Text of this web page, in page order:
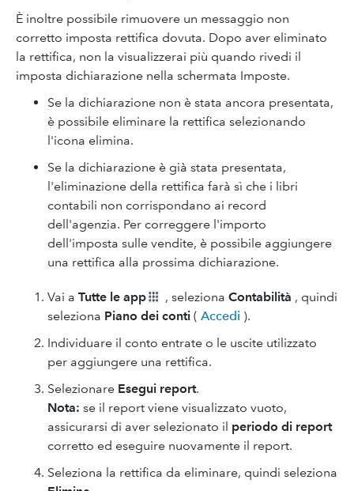
È inoltre possibile rimuovere un messaggio non
corretto imposta rettifica dovuta. Dopo aver eliminato
la rettifica, non la visualizzerai più quando rivedi il
imposta dichiarazione nella schermata Imposte.
Se la dichiarazione non è stata ancora presentata,
è possibile eliminare la rettifica selezionando
l'icona elimina.
Se la dichiarazione è già stata presentata,
l'eliminazione della rettifica farà sì che i libri
contabili non corrispondano ai record
dell'agenzia. Per correggere l'importo
dell'imposta sulle vendite, è possibile aggiungere
una rettifica alla prossima dichiarazione.
Vai a Tutte le app , seleziona Contabilità , quindi
seleziona Piano dei conti ( Accedi ).
Individuare il conto entrate o le uscite utilizzato
per aggiungere una rettifica.
Selezionare Esegui report.
Nota: se il report viene visualizzato vuoto,
assicurarsi di aver selezionato il periodo di report
corretto ed eseguire nuovamente il report.
Seleziona la rettifica da eliminare, quindi seleziona